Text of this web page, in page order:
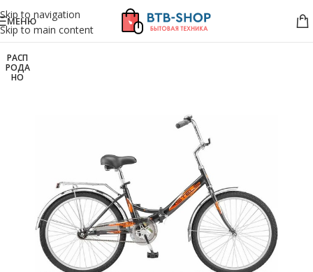
Skip to navigation
Skip to main content
МЕНЮ
РАСП
РОДА
НО